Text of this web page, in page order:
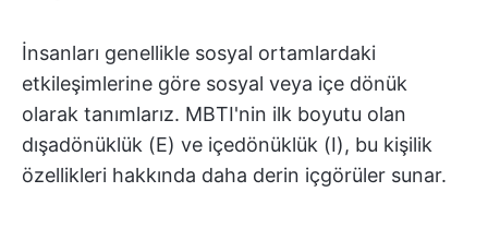
İnsanları genellikle sosyal ortamlardaki
etkileşimlerine göre sosyal veya içe dönük
olarak tanımlarız. MBTI'nin ilk boyutu olan
dışadönüklük (E) ve içedönüklük (I), bu kişilik
özellikleri hakkında daha derin içgörüler sunar.